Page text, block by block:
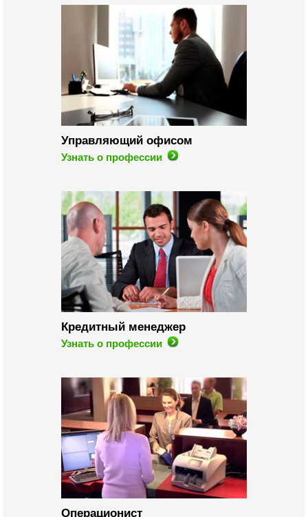
Управляющий офисом
Узнать о профессии
Кредитный менеджер
Узнать о профессии
Операционист